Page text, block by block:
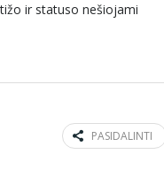
ir statuso nešiojami
PASIDALINTI